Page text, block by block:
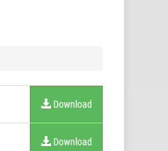
Download
Download